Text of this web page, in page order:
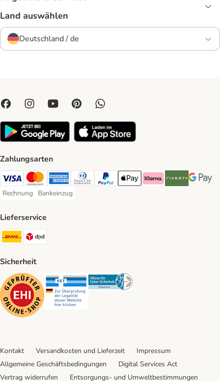
Land auswählen
Deutschland / de
Zahlungsarten
Visa Payment Method
Mastercard Payment Method
American Express Payment Method
Diners Club Payment Method
PayPal Payment Method
Apple Pay Payment Method
Klarna Payment Method
Riverty Payment
Google
Rechnung
Rechnung Payment Method
Bankeinzug
Bankeinzug Payment Method
Lieferservice
DHL Shipping Method
Sicherheit
Security Security Security
Kontakt Versandkosten und Lieferzeit
Impressum
Allgemeine Geschäftsbedingungen
Digital Services Act
Vertrag widerrufen
Entsorgungs- und Umweltbestimmungen